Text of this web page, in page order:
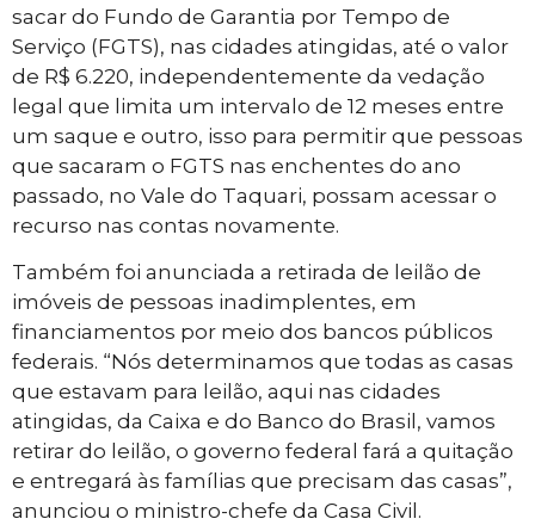
sacar do Fundo de Garantia por Tempo de
Serviço (FGTS), nas cidades atingidas, até o valor
de R$ 6.220, independentemente da vedação
legal que limita um intervalo de 12 meses entre
um saque e outro, isso para permitir que pessoas
que sacaram o FGTS nas enchentes do ano
passado, no Vale do Taquari, possam acessar o
recurso nas contas novamente.
Também foi anunciada a retirada de leilão de
imóveis de pessoas inadimplentes, em
financiamentos por meio dos bancos públicos
federais. “Nós determinamos que todas as casas
que estavam para leilão, aqui nas cidades
atingidas, da Caixa e do Banco do Brasil, vamos
retirar do leilão, o governo federal fará a quitação
e entregará às famílias que precisam das casas”,
anunciou o ministro-chefe da Casa Civil.